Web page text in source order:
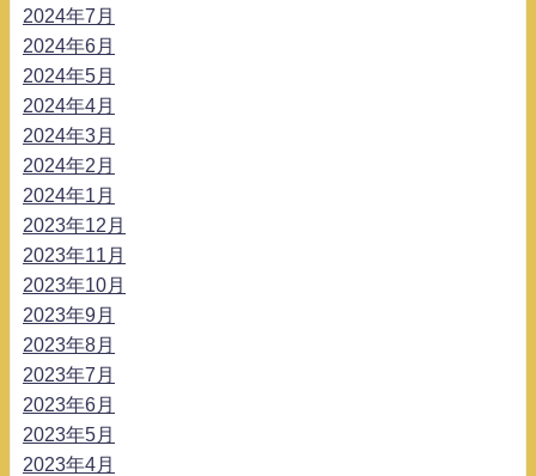
2024年7月
2024年6月
2024年5月
2024年4月
2024年3月
2024年2月
2024年1月
2023年12月
2023年11月
2023年10月
2023年9月
2023年8月
2023年7月
2023年6月
2023年5月
2023年4月